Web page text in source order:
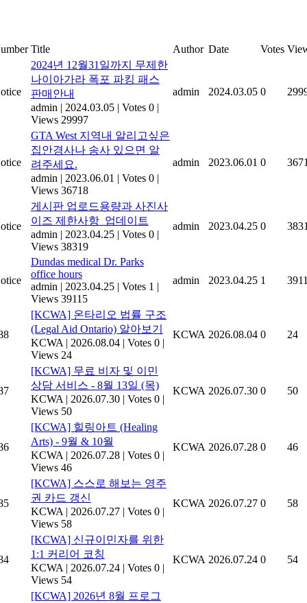
Title Author Date Votes
2024년 12월31일까지 무제한
나이아가라 폭포 파킹 패스
판매안내
admin | 2024.03.05 | Votes 0 |
Views 29997
admin 2024.03.05 0
GTA West 지역내 알리고싶은
집안경사나 송사 있으면 알
려주세요.
admin | 2023.06.01 | Votes 0 |
Views 36718
admin 2023.06.01 0
게시판 업로드용량과 사진사
이즈 제한사항_업데이트
admin | 2023.04.25 | Votes 0 |
Views 38319
admin 2023.04.25 0
Dundas medical Dr. Parks
office hours
admin | 2023.04.25 | Votes 1 |
Views 39115
admin 2023.04.25 1
[KCWA] 온타리오 법률 구조
(Legal Aid Ontario) 알아보기
KCWA | 2026.08.04 | Votes 0 |
Views 24
KCWA 2026.08.04 0 24
[KCWA] 무료 비자 및 이민
상담 서비스 - 8월 13일 (목)
KCWA | 2026.07.30 | Votes 0 |
Views 50
KCWA 2026.07.30 0 50
[KCWA] 힐링아트 (Healing
Arts) - 9월 & 10월
KCWA | 2026.07.28 | Votes 0 |
Views 46
KCWA 2026.07.28 0 46
[KCWA] 스스로 해보는 영주
권 카드 갱신
KCWA | 2026.07.27 | Votes 0 |
Views 58
KCWA 2026.07.27 0 58
[KCWA] 신규이민자를 위한
1:1 커리어 코칭
KCWA | 2026.07.24 | Votes 0 |
Views 54
KCWA 2026.07.24 0 54
[KCWA] 2026년 8월 프로그